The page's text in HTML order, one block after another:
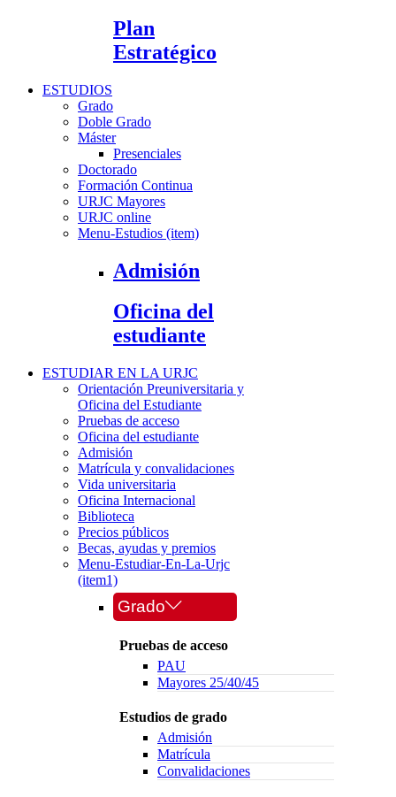
Plan
Estratégico
ESTUDIOS
Grado
Doble Grado
Máster
Presenciales
Doctorado
Formación Continua
URJC Mayores
URJC online
Menu-Estudios (item)
Admisión
Oficina del
estudiante
ESTUDIAR EN LA URJC
Orientación Preuniversitaria y
Oficina del Estudiante
Pruebas de acceso
Oficina del estudiante
Admisión
Matrícula y convalidaciones
Vida universitaria
Oficina Internacional
Biblioteca
Precios públicos
Becas, ayudas y premios
Menu-Estudiar-En-La-Urjc
(item1)
Grado
Pruebas de acceso
PAU
Mayores 25/40/45
Estudios de grado
Admisión
Matrícula
Convalidaciones